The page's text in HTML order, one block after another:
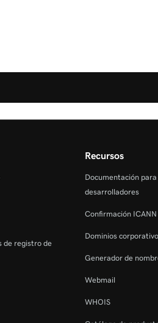
de registro de
Recursos
Documentación para
desarrolladores
Confirmación ICANN
Dominios
Generador de
Webmail
WHOIS